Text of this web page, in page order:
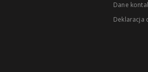
Dane
Deklaracja